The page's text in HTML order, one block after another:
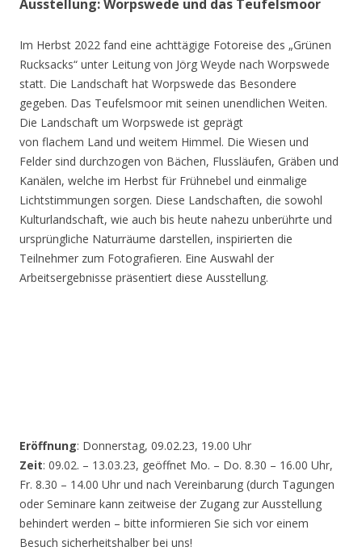
Ausstellung: Worpswede und das Teufelsmoor
Im Herbst 2022 fand eine achttägige Fotoreise des „Grünen
Rucksacks“ unter Leitung von Jörg Weyde nach Worpswede
statt. Die Landschaft hat Worpswede das Besondere
gegeben. Das Teufelsmoor mit seinen unendlichen Weiten.
Die Landschaft um Worpswede ist geprägt
von flachem Land und weitem Himmel. Die Wiesen und
Felder sind durchzogen von Bächen, Flussläufen, Gräben und
Kanälen, welche im Herbst für Frühnebel und einmalige
Lichtstimmungen sorgen. Diese Landschaften, die sowohl
Kulturlandschaft, wie auch bis heute nahezu unberührte und
ursprüngliche Naturräume darstellen, inspirierten die
Teilnehmer zum Fotografieren. Eine Auswahl der
Arbeitsergebnisse präsentiert diese Ausstellung.
Eröffnung: Donnerstag, 09.02.23, 19.00 Uhr
Zeit: 09.02. – 13.03.23, geöffnet Mo. – Do. 8.30 – 16.00 Uhr,
Fr. 8.30 – 14.00 Uhr und nach Vereinbarung (durch Tagungen
oder Seminare kann zeitweise der Zugang zur Ausstellung
behindert werden – bitte informieren Sie sich vor einem
Besuch sicherheitshalber bei uns!